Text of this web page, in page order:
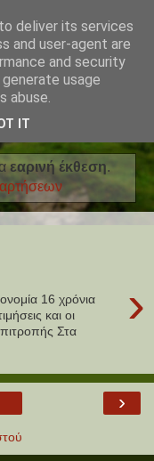
εαρινή έκθεση.
›
16 χρόνια
και οι
Στα
›
deliver its services
and user-agent are
and security
usage
abuse.
IT